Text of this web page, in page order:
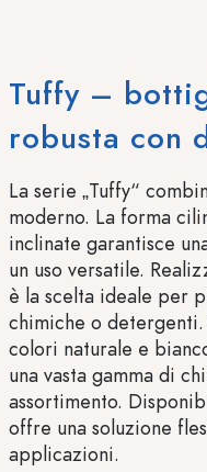
Tuffy –
robusta con
La serie „Tuffy“
moderno. La forma
inclinate garantisce
un uso versatile.
è la scelta ideale per
chimiche o
colori naturale e
una vasta gamma di
assortimento.
offre una soluzione
applicazioni.